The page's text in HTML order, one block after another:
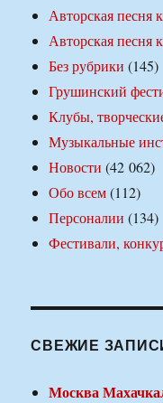
Авторская песня
Авторская песня
Без рубрики (145)
Грушинский
Клубы,
Музыкальные
Новости (42 062)
Обо всем(112)
Персоналии (134)
Фестивали,
СВЕЖИЕ
Москва